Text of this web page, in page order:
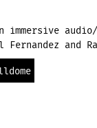
immersive
Fernandez and